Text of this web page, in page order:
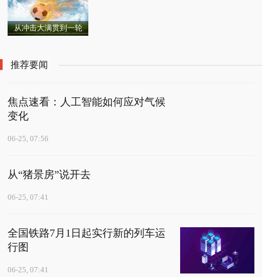
从冲击大满贯到一轮
了 今日观点
推荐要闻
焦点速看：人工智能如何应对气候
变化
06-25, 07:56
从“猪景房”说开去
06-25, 07:41
全国铁路7月1日起实行新的列车运
行图
06-25, 07:41